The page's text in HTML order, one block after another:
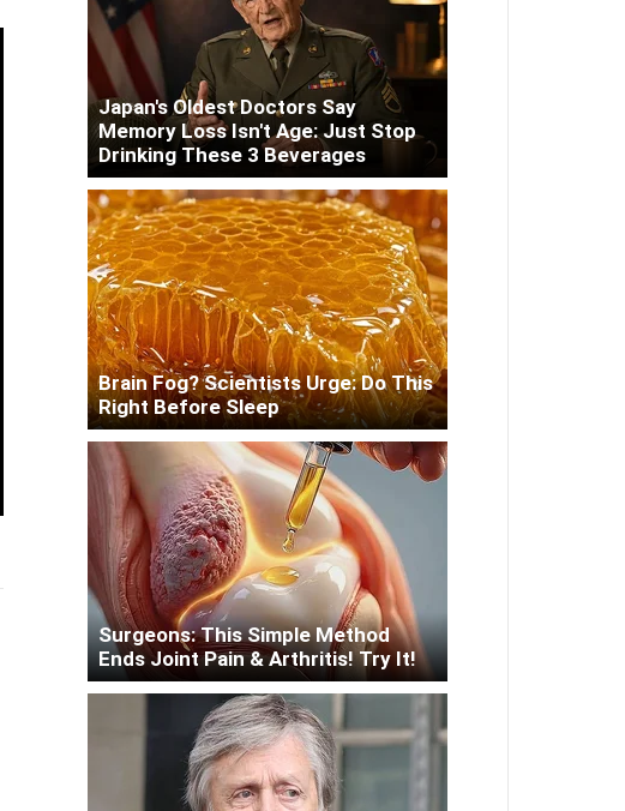
Japan's Oldest Doctors Say
Memory Loss Isn't Age: Just Stop
Drinking These 3 Beverages
Brain Fog? Scientists Urge: Do This
Right Before Sleep
Surgeons: This Simple Method
Ends Joint Pain & Arthritis! Try It!